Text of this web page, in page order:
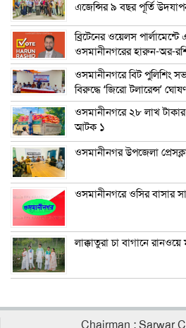
এজেন্সির ৯ বছর পূর্তি
ব্রিটেনের ওয়েলস
ওসমানীনগরের হারুন-অর-
ওসমানীনগরে বিট পুলিশিং
বিরুদ্ধে ‘জিরো টলারেন্স’
ওসমানীনগরে ২৮ লাখ
আটক ১
ওসমানীনগর উপজেলা
ওসমানীনগরে ওসির বাসার
লাক্কাতুরা চা বাগানে